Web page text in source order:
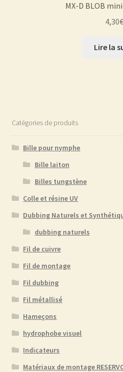
MX-D BLOB
4,30€
Lire la
Catégories de produits
Bille pour nymphe
Bille laiton
Billes tungstène
Colle et résine UV
Dubbing Naturels et
dubbing naturels
Fil de cuivre
Fil de montage
Fil dubbing
Fil métallisé
Hameçons
hydrophobe visuel
Indicateurs
Matériaux de montage